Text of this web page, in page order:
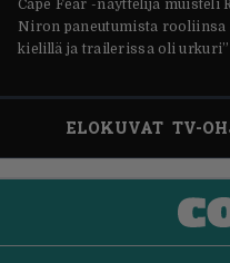
Cape Fear -näyttelijä muisteli
Niron paneutumista rooliinsa
kielillä ja trailerissa oli urkuri”
ELOKUVAT TV-